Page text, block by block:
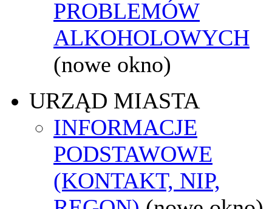
PROBLEMÓW
ALKOHOLOWYCH
(nowe okno)
URZĄD MIASTA
INFORMACJE
PODSTAWOWE
(KONTAKT, NIP,